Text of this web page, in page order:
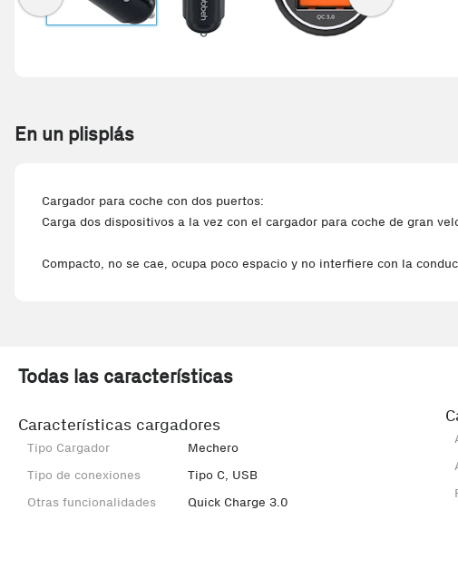
En un plisplás
Cargador para coche con dos puertos:
Carga dos dispositivos a la vez con el cargador para coche de gran
Compacto, no se cae, ocupa poco espacio y no interfiere con la
Todas las características
Características cargadores
Tipo Cargador
Mechero
Tipo de conexiones
Tipo C, USB
Otras funcionalidades
Quick Charge 3.0